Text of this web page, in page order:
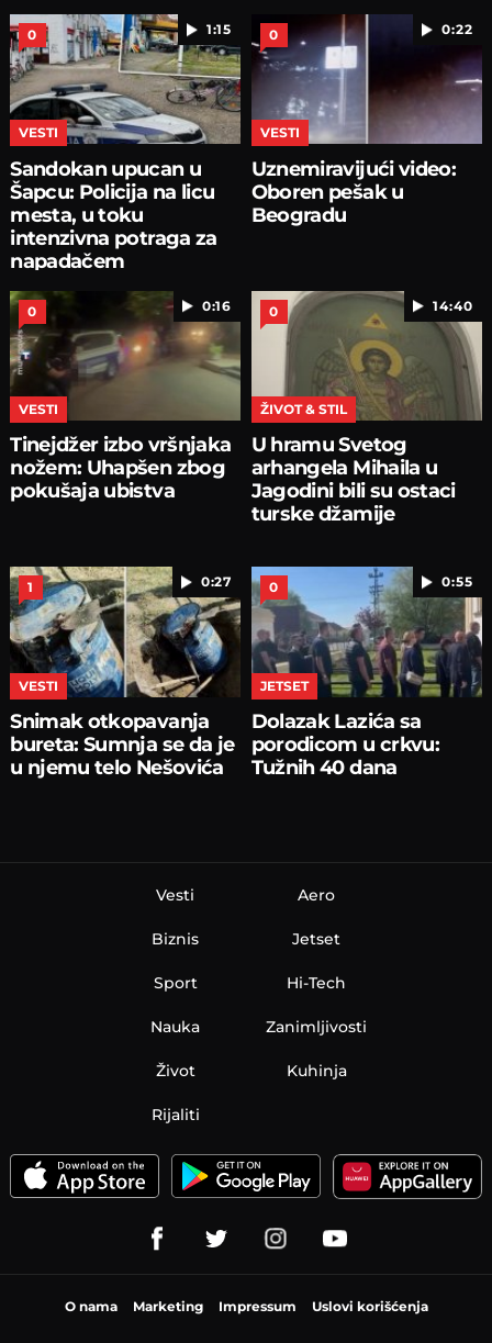
1:15
0
VESTI
Sandokan upucan u
Šapcu: Policija na licu
mesta, u toku
intenzivna potraga za
napadačem
0:22
0
VESTI
Uznemiravijući video:
Oboren pešak u
Beogradu
0:16
0
VESTI
Tinejdžer izbo vršnjaka
nožem: Uhapšen zbog
pokušaja ubistva
14:40
0
ŽIVOT & STIL
U hramu Svetog
arhangela Mihaila u
Jagodini bili su ostaci
turske džamije
0:27
1
VESTI
Snimak otkopavanja
bureta: Sumnja se da je
u njemu telo Nešovića
0:55
0
JETSET
Dolazak Lazića sa
porodicom u crkvu:
Tužnih 40 dana
Vesti
Biznis
Sport
Nauka
Aero
Jetset
Hi-Tech
Zanimljivosti
Život Kuhinja
Rijaliti
O nama Marketing Impressum Uslovi korišćenja